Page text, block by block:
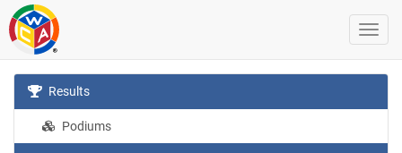
Results
Podiums